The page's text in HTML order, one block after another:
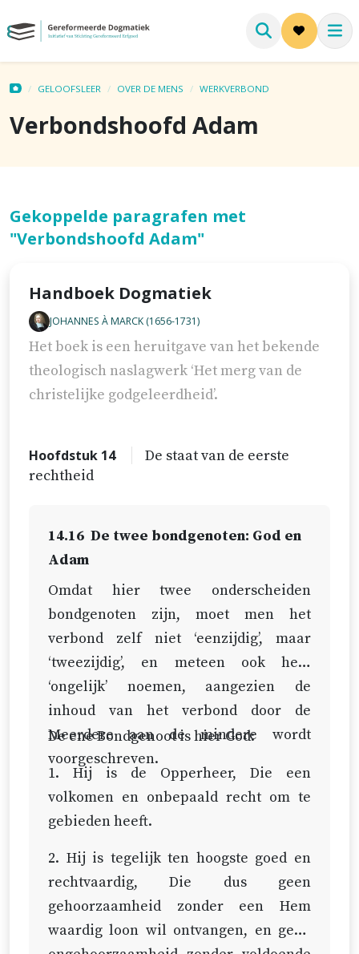
GELOOFSLEER OVER DE MENS WERKVERBOND
Verbondshoofd Adam
Gekoppelde paragrafen met
"Verbondshoofd Adam"
Handboek Dogmatiek
JOHANNES À MARCK (1656-1731)
Het boek is een heruitgave van het bekende
theologisch naslagwerk ‘Het merg van de
christelijke godgeleerdheid’.
Hoofdstuk 14
De staat van de eerste
rechtheid
14.16 De twee bondgenoten: God en
Adam
Omdat hier twee onderscheiden
bondgenoten zijn, moet men het
verbond zelf niet ‘eenzijdig’, maar
‘tweezijdig’, en meteen ook heel
‘ongelijk’ noemen, aangezien de
inhoud van het verbond door de
Meerdere aan de mindere wordt
voorgeschreven.
De ene Bondgenoot is hier God:
1. Hij is de Opperheer, Die een
volkomen en onbepaald recht om te
gebieden heeft.
2. Hij is tegelijk ten hoogste goed en
rechtvaardig, Die dus geen
gehoorzaamheid zonder een Hem
waardig loon wil ontvangen, en geen